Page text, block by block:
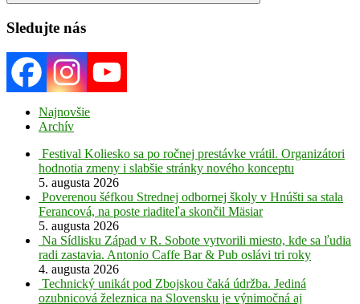
Search
Sledujte nás
Najnovšie
Archív
Festival Koliesko sa po ročnej prestávke vrátil. Organizátori
hodnotia zmeny i slabšie stránky nového konceptu
5. augusta 2026
Poverenou šéfkou Strednej odbornej školy v Hnúšti sa stala
Ferancová, na poste riaditeľa skončil Mäsiar
5. augusta 2026
Na Sídlisku Západ v R. Sobote vytvorili miesto, kde sa ľudia
radi zastavia. Antonio Caffe Bar & Pub oslávi tri roky
4. augusta 2026
Technický unikát pod Zbojskou čaká údržba. Jediná
ozubnicová železnica na Slovensku je výnimočná aj